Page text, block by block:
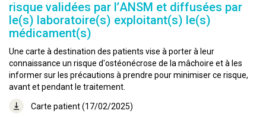
risque validées par l’ANSM et diffusées par
le(s) laboratoire(s) exploitant(s) le(s)
médicament(s)
Une carte à destination des patients vise à porter à leur
connaissance un risque d'ostéonécrose de la mâchoire et à les
informer sur les précautions à prendre pour minimiser ce risque,
avant et pendant le traitement.
Carte patient (17/02/2025)